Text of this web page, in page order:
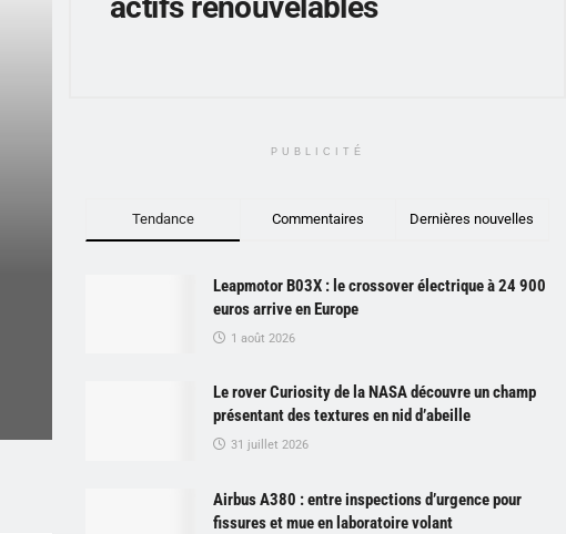
PUBLICITÉ
Tendance Commentaires Dernières nouvelles
Leapmotor B03X : le crossover électrique à 24 900
euros arrive en Europe
1 août 2026
Le rover Curiosity de la NASA découvre un champ
présentant des textures en nid d’abeille
31 juillet 2026
Airbus A380 : entre inspections d’urgence pour
fissures et mue en laboratoire volant